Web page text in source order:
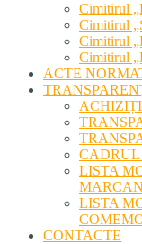
Cimitirul
Cimitirul
Cimitirul
Cimitirul
ACTE
CADRUL
LISTA
LISTA
CONTACTE